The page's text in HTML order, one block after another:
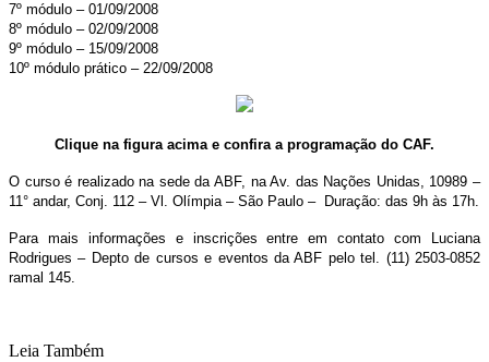
7º módulo – 01/09/2008
8º módulo – 02/09/2008
9º módulo – 15/09/2008
10º módulo prático – 22/09/2008
Clique na figura acima e confira a programação do CAF.
O curso é realizado na sede da ABF, na Av. das Nações Unidas, 10989 –
11° andar, Conj. 112 – Vl. Olímpia – São Paulo – Duração: das 9h às 17h.
Para mais informações e inscrições entre em contato com Luciana
Rodrigues – Depto de cursos e eventos da ABF pelo tel. (11) 2503-0852
ramal 145.
Leia Também